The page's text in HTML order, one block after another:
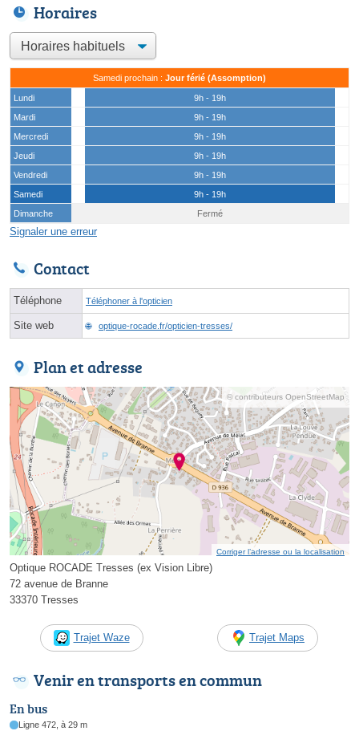
Horaires
Samedi prochain : Jour férié (Assomption)
Lundi
9h - 19h
Mardi
9h - 19h
Mercredi
9h - 19h
Jeudi
9h - 19h
Vendredi
9h - 19h
Samedi
9h - 19h
Dimanche
Fermé
Signaler une erreur
Contact
Téléphone Téléphoner à l'opticien
Site web optique-rocade.fr/opticien-tresses/
Plan et adresse
© contributeurs OpenStreetMap
Corriger l’adresse ou la localisation
Optique ROCADE Tresses (ex Vision Libre)
72 avenue de Branne
33370 Tresses
Trajet Waze Trajet Maps
Venir en transports en commun
En bus
Ligne 472, à 29 m